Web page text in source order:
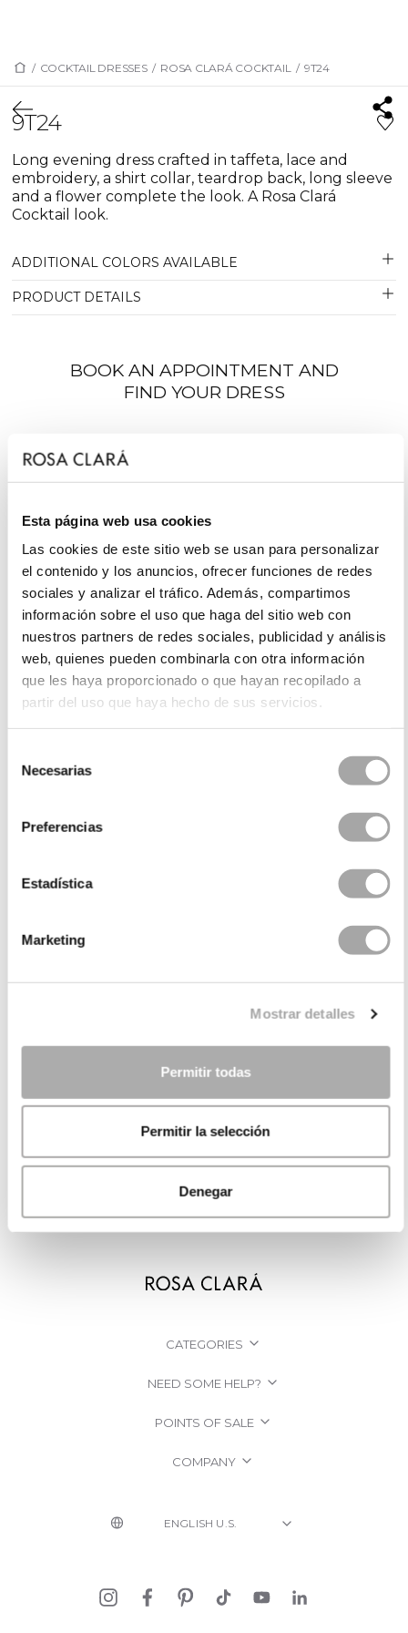
Esta página web usa cookies
Las cookies de este sitio web se usan para personalizar
el contenido y los anuncios, ofrecer funciones de redes
sociales y analizar el tráfico. Además, compartimos
información sobre el uso que haga del sitio web con
nuestros partners de redes sociales, publicidad y análisis
web, quienes pueden combinarla con otra información
que les haya proporcionado o que hayan recopilado a
partir del uso que haya hecho de sus servicios.
Necesarias
Preferencias
Estadística
Marketing
Mostrar detalles
Permitir todas
Permitir la selección
Denegar
/ COCKTAIL DRESSES / ROSA CLARÁ COCKTAIL / 9T24
9T24
Long evening dress crafted in taffeta, lace and
embroidery, a shirt collar, teardrop back, long sleeve
and a flower complete the look. A Rosa Clará
Cocktail look.
ADDITIONAL COLORS AVAILABLE
PRODUCT DETAILS
BOOK AN APPOINTMENT AND
FIND YOUR DRESS
CATEGORIES
NEED SOME HELP?
POINTS OF SALE
COMPANY